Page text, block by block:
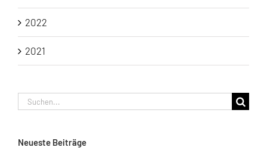
2022
2021
Suche
Neueste Beiträge